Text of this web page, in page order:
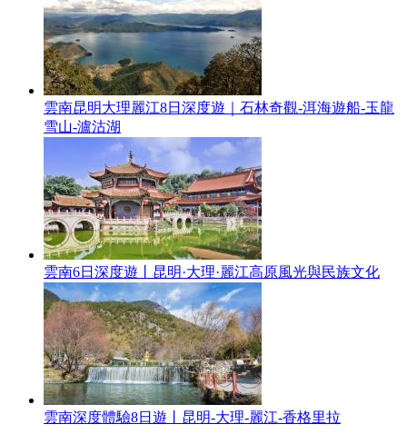
雲南昆明大理麗江8日深度遊｜石林奇觀-洱海遊船-玉龍
雪山-瀘沽湖
雲南6日深度遊丨昆明·大理·麗江高原風光與民族文化
雲南深度體驗8日遊丨昆明-大理-麗江-香格里拉